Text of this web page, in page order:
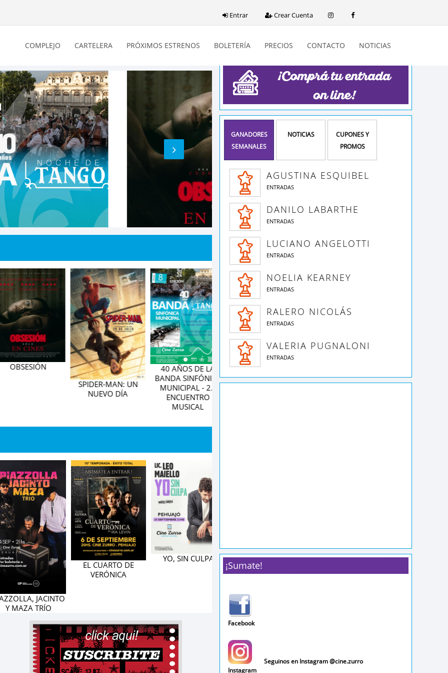
Entrar Crear Cuenta
COMPLEJO CARTELERA PRÓXIMOS ESTRENOS BOLETERÍA PRECIOS CONTACTO NOTICIAS
OBSESIÓN
SPIDER-MAN: UN
NUEVO DÍA
40 AÑOS DE LA
BANDA SINFÓNICA
MUNICIPAL - 2.º
ENCUENTRO
MUSICAL
EL RITUAL DEL
UNA DIRECTORA
EXTRAORDINARIA
JACINTO
TRÍO
EL CUARTO DE
VERÓNICA
YO, SIN CULPA
TRACY
PAW PATROL: LA
ESPIRAL ROCK 2DA
GANADORES
SEMANALES
NOTICIAS
CUPONES Y
PROMOS
AGUSTINA ESQUIBEL
ENTRADAS
DANILO LABARTHE
ENTRADAS
LUCIANO ANGELOTTI
ENTRADAS
NOELIA KEARNEY
ENTRADAS
RALERO NICOLÁS
ENTRADAS
VALERIA PUGNALONI
ENTRADAS
¡Sumate!
Facebook
Instagram
Seguinos en Instagram @cine.zurro